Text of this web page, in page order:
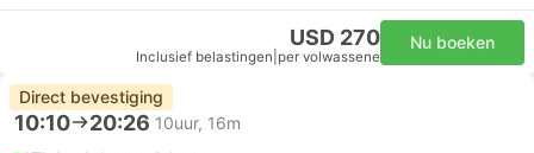
USD 270
Inclusief belastingen per volwassene
Nu boeken
Direct bevestiging
10:10 20:26 10uur, 16m